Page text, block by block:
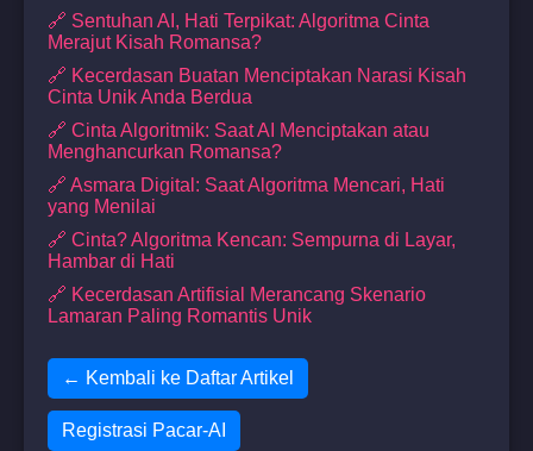
🔗 Sentuhan AI, Hati Terpikat: Algoritma Cinta
Merajut Kisah Romansa?
🔗 Kecerdasan Buatan Menciptakan Narasi Kisah
Cinta Unik Anda Berdua
🔗 Cinta Algoritmik: Saat AI Menciptakan atau
Menghancurkan Romansa?
🔗 Asmara Digital: Saat Algoritma Mencari, Hati
yang Menilai
🔗 Cinta? Algoritma Kencan: Sempurna di Layar,
Hambar di Hati
🔗 Kecerdasan Artifisial Merancang Skenario
Lamaran Paling Romantis Unik
← Kembali ke Daftar Artikel
Registrasi Pacar-AI